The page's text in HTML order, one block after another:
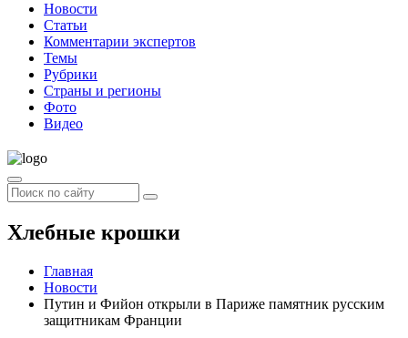
Новости
Статьи
Комментарии экспертов
Темы
Рубрики
Страны и регионы
Фото
Видео
Хлебные крошки
Главная
Новости
Путин и Фийон открыли в Париже памятник русским
защитникам Франции